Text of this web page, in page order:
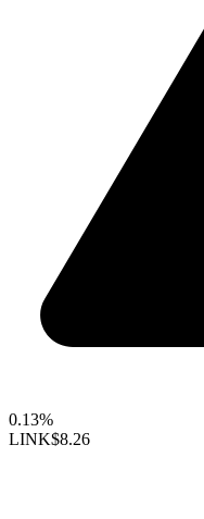
0.13%
LINK$8.26